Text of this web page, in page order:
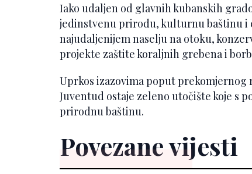
Iako udaljen od glavnih kubanskih
jedinstvenu prirodu, kulturnu baštinu i
najudaljenijem naselju na otoku,
projekte zaštite koraljnih grebena i
Uprkos izazovima poput
Juventud ostaje zeleno utočište koje s
prirodnu baštinu.
Povezane vijesti